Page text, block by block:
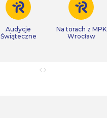
Audycje
Świąteczne
Na torach z MPK
Wrocław